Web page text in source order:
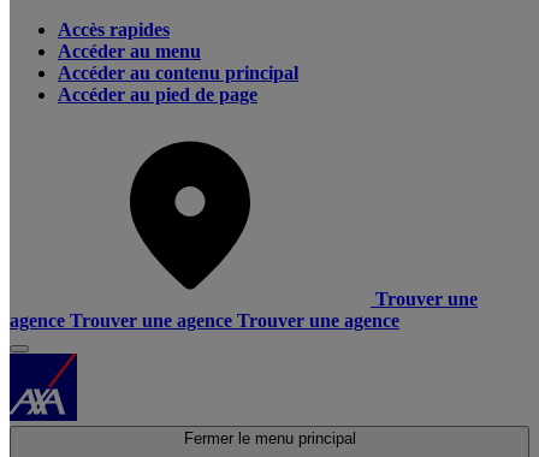
Accès rapides
Accéder au menu
Accéder au contenu principal
Accéder au pied de page
Trouver une
agence Trouver une agence Trouver une agence
Fermer le menu principal